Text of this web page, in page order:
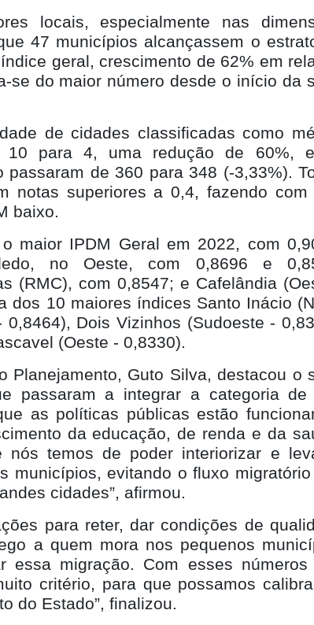
locais, especialmente nas
47 municípios alcançassem o
geral, crescimento de 62% em
se do maior número desde o início da
de cidades classificadas como
10 para 4, uma redução de 60%,
de 360 para 348 (-3,33%).
notas superiores a 0,4, fazendo com
baixo.
maior IPDM Geral em 2022, com
no Oeste, com 0,8696 e
(RMC), com 0,8547; e Cafelândia
dos 10 maiores índices Santo Inácio
Dois Vizinhos (Sudoeste -
(Oeste - 0,8330).
Planejamento, Guto Silva, destacou o
passaram a integrar a categoria de
as políticas públicas estão
da educação, de renda e da
nós temos de poder interiorizar e
municípios, evitando o fluxo
cidades”, afirmou.
para reter, dar condições de
a quem mora nos pequenos
essa migração. Com esses números
critério, para que possamos
do Estado”, finalizou.